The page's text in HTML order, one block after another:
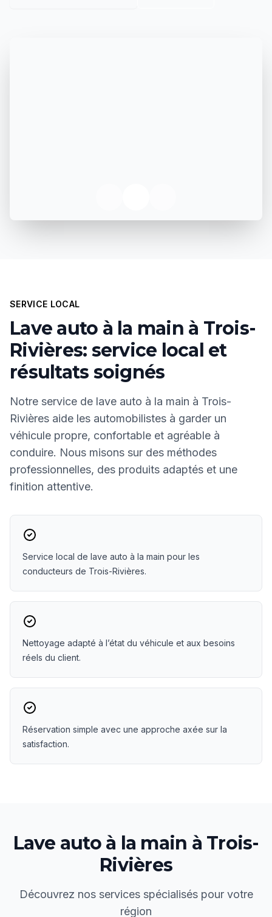
SERVICE LOCAL
Lave auto à la main à Trois-
Rivières: service local et
résultats soignés
Notre service de lave auto à la main à Trois-
Rivières aide les automobilistes à garder un
véhicule propre, confortable et agréable à
conduire. Nous misons sur des méthodes
professionnelles, des produits adaptés et une
finition attentive.
Service local de lave auto à la main pour les
conducteurs de Trois-Rivières.
Nettoyage adapté à l’état du véhicule et aux besoins
réels du client.
Réservation simple avec une approche axée sur la
satisfaction.
Lave auto à la main à Trois-
Rivières
Découvrez nos services spécialisés pour votre
région